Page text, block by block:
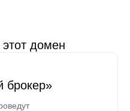
этот домен
брокер»